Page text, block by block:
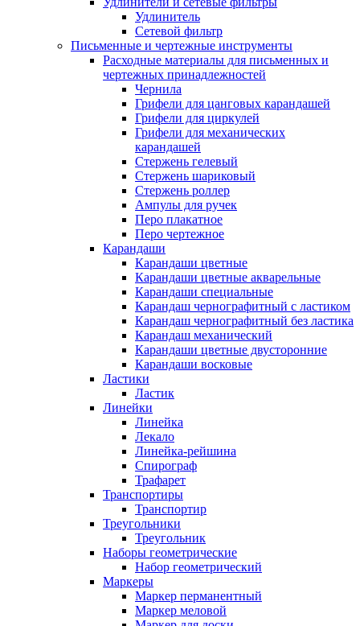
Удлинитель
Сетевой фильтр
Письменные и чертежные инструменты
Расходные материалы для письменных и
чертежных принадлежностей
Чернила
Грифели для цанговых карандашей
Грифели для циркулей
Грифели для механических
карандашей
Стержень гелевый
Стержень шариковый
Стержень роллер
Ампулы для ручек
Перо плакатное
Перо чертежное
Карандаши
Карандаши цветные
Карандаши цветные акварельные
Карандаши специальные
Карандаш чернографитный с ластиком
Карандаш чернографитный без ластика
Карандаш механический
Карандаши цветные двусторонние
Карандаши восковые
Ластики
Ластик
Линейки
Линейка
Лекало
Линейка-рейшина
Спирограф
Трафарет
Транспортиры
Транспортир
Треугольники
Треугольник
Наборы геометрические
Набор геометрический
Маркеры
Маркер перманентный
Маркер меловой